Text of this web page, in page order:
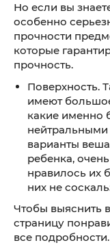
Но если вы
особенно
прочности
которые
прочность.
Поверхность.
имеют
какие именно
нейтральными
варианты
ребенка,
нравилось их
них не
Чтобы выяснить
страницу
все подробности.